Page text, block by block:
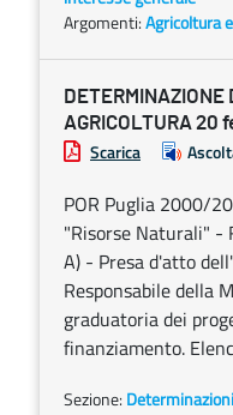
Argomenti:Agricoltura
DETERMINAZIONE
AGRICOLTURA 20
Scarica
POR Puglia 2000/
"Risorse Naturali" -
A) - Presa d'atto
Responsabile della
graduatoria dei
finanziamento.
Sezione: